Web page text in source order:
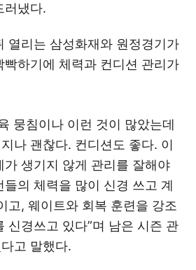
러냈다.
열리는 삼성화재와 원정경기가
빡하기에 체력과 컨디션 관리가
뭉침이나 이런 것이 많았는데
나 괜찮다. 컨디션도 좋다. 이
가 생기지 않게 관리를 잘해야
의 체력을 많이 신경 쓰고 계
고, 웨이트와 회복 훈련을 강조
신경쓰고 있다”며 남은 시즌 관
고 말했다.